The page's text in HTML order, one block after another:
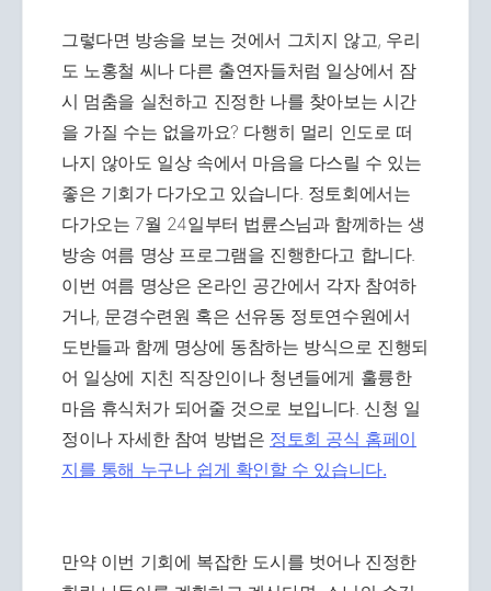
그렇다면 방송을 보는 것에서 그치지 않고, 우리
도 노홍철 씨나 다른 출연자들처럼 일상에서 잠
시 멈춤을 실천하고 진정한 나를 찾아보는 시간
을 가질 수는 없을까요? 다행히 멀리 인도로 떠
나지 않아도 일상 속에서 마음을 다스릴 수 있는
좋은 기회가 다가오고 있습니다. 정토회에서는
다가오는 7월 24일부터 법륜스님과 함께하는 생
방송 여름 명상 프로그램을 진행한다고 합니다.
이번 여름 명상은 온라인 공간에서 각자 참여하
거나, 문경수련원 혹은 선유동 정토연수원에서
도반들과 함께 명상에 동참하는 방식으로 진행되
어 일상에 지친 직장인이나 청년들에게 훌륭한
마음 휴식처가 되어줄 것으로 보입니다. 신청 일
정이나 자세한 참여 방법은 정토회 공식 홈페이
지를 통해 누구나 쉽게 확인할 수 있습니다.
만약 이번 기회에 복잡한 도시를 벗어나 진정한